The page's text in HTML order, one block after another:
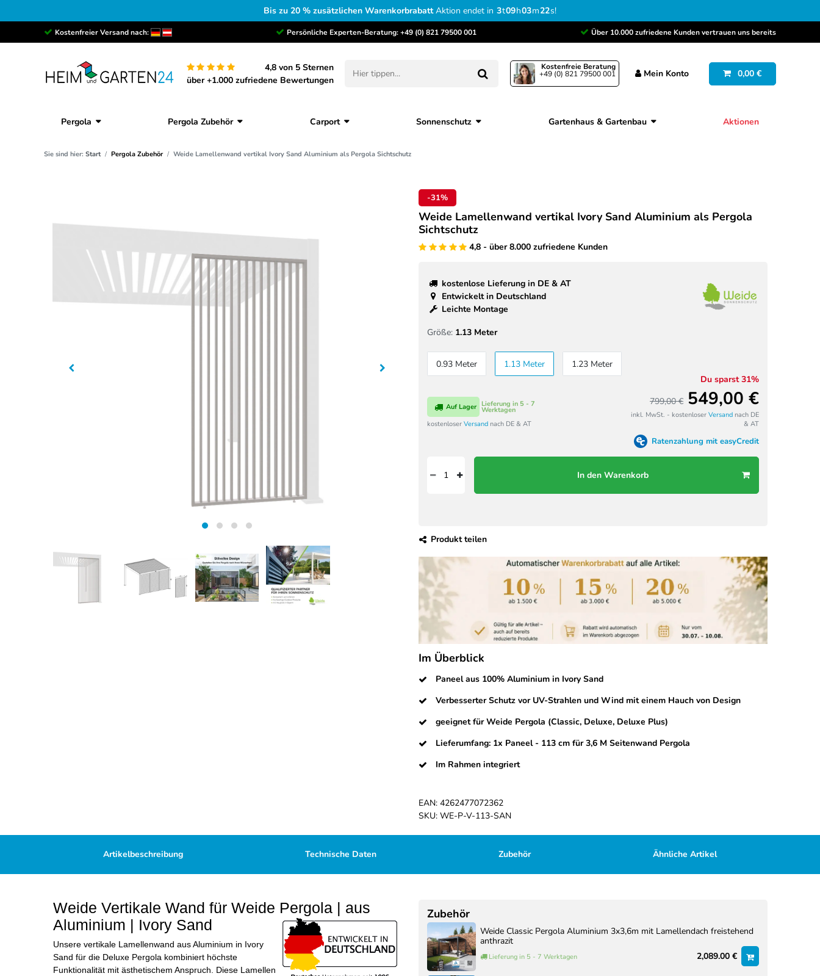
Bis zu 20 % zusätzlichen WarenkorbrabattAktion endet in 3t09h03m22s!
Kostenfreier Versand nach: Persönliche Experten-Beratung:+49 (0) 821 79500 001 Über 10.000 zufriedene Kunden vertrauen uns bereits
4,8 von 5 Sternen
über +1.000 zufriedene Bewertungen
Kostenfreie Beratung
+49 (0) 821 79500 001 Mein Konto 0,00 €
Pergola Pergola Zubehör Carport Sonnenschutz Gartenhaus & Gartenbau Aktionen
Sie sind hier: Start Pergola Zubehör Weide Lamellenwand vertikal Ivory Sand Aluminium als Pergola Sichtschutz
-31%
Weide Lamellenwand vertikal Ivory Sand Aluminium als Pergola
Sichtschutz
4,8 - über 8.000 zufriedene Kunden
kostenlose Lieferung in DE & AT
Entwickelt in Deutschland
Leichte Montage
Größe: 1.13 Meter
0.93 Meter 1.13 Meter 1.23 Meter
Lieferung in 5 - 7
Werktagen
Auf Lager
kostenloser Versand nach DE & AT
Du sparst 31%
799,00 € 549,00 €
inkl. MwSt. - kostenloser Versand nach DE
& AT
Ratenzahlung mit easyCredit
In den Warenkorb
Produkt teilen
Im Überblick
Paneel aus 100% Aluminium in Ivory Sand
Verbesserter Schutz vor UV-Strahlen und Wind mit einem Hauch von Design
geeignet für Weide Pergola (Classic, Deluxe, Deluxe Plus)
Lieferumfang: 1x Paneel - 113 cm für 3,6 M Seitenwand Pergola
Im Rahmen integriert
EAN: 4262477072362
SKU: WE-P-V-113-SAN
Artikelbeschreibung Technische Daten Zubehör Ähnliche Artikel
Weide Vertikale Wand für Weide Pergola | aus
Aluminium | Ivory Sand
Unsere vertikale Lamellenwand aus Aluminium in Ivory
Sand für die Deluxe Pergola kombiniert höchste
Funktionalität mit ästhetischem Anspruch. Diese Lamellen
Zubehör
Weide Classic Pergola Aluminium 3x3,6m mit Lamellendach freistehend
anthrazit
Lieferung in 5 - 7 Werktagen 2,089.00 €